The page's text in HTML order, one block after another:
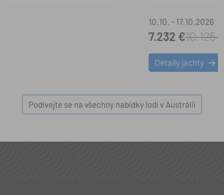
Podívejte se na všechny nabídky lodí v Austrálii